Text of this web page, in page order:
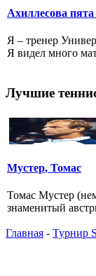
Ахиллесова пята
Я – тренер
Я видел много
Лучшие
Мустер, Томас
Томас Мустер
знаменитый
Главная - Турнир